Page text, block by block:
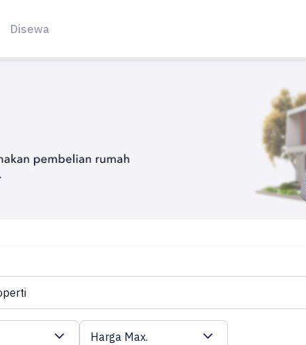
Disewa
Harga Max.